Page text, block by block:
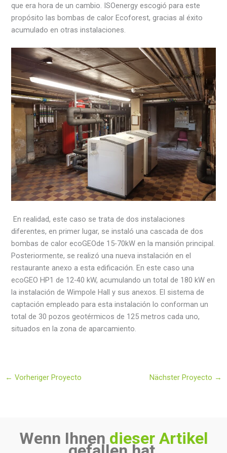
que era hora de un cambio. ISOenergy escogió para este
propósito las bombas de calor Ecoforest, gracias al éxito
acumulado en otras instalaciones.
En realidad, este caso se trata de dos instalaciones
diferentes, en primer lugar, se instaló una cascada de dos
bombas de calor ecoGEOde 15-70kW en la mansión principal.
Posteriormente, se realizó una nueva instalación en el
restaurante anexo a esta edificación. En este caso una
ecoGEO HP1 de 12-40 kW, acumulando un total de 180 kW en
la instalación de Wimpole Hall y sus anexos. El sistema de
captación empleado para esta instalación lo conforman un
total de 30 pozos geotérmicos de 125 metros cada uno,
situados en la zona de aparcamiento.
← Vorheriger Proyecto Nächster Proyecto →
Wenn Ihnen dieser Artikel